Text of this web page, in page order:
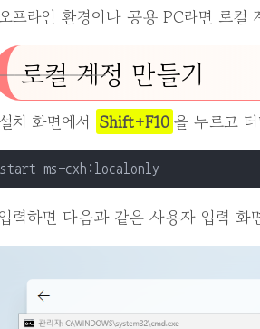
오프라인 환경이나 공용 PC라면 로
로컬 계정 만들기
설치 화면에서 Shift+F10 을 누르고
start ms-cxh:localonly
입력하면 다음과 같은 사용자 입력